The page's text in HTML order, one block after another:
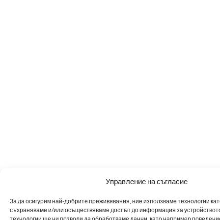
Управление на съгласие
За да осигурим най-добрите преживявания, ние използваме технологии
съхраняваме и/или осъществяваме достъп до информация за